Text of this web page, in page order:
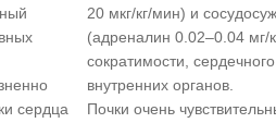
сердца
20 мкг/кг/мин) и
(адреналин 0.02–0.04 мг/
сократимости,
внутренних органов.
Почки очень